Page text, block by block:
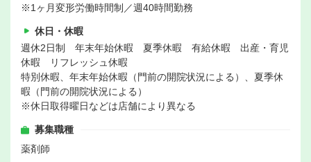
※1ヶ月変形労働時間制／週40時間勤務
休日・休暇
週休2日制 年末年始休暇 夏季休暇 有給休暇 出産・育児
休暇 リフレッシュ休暇
特別休暇、年末年始休暇（門前の開院状況による）、夏季休
暇（門前の開院状況による）
※休日取得曜日などは店舗により異なる
募集職種
薬剤師